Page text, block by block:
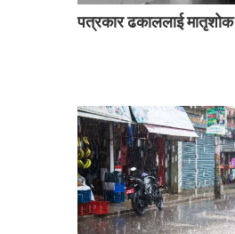
पत्रकार ढकाललाई मातृशोक